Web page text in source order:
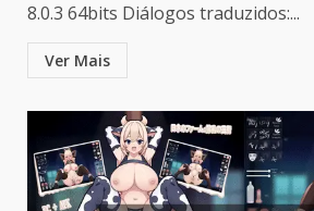
8.0.3 64bits Diálogos traduzidos:...
Ver Mais